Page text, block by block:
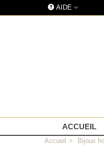
AIDE
ACCUEIL
Accueil > Bijoux